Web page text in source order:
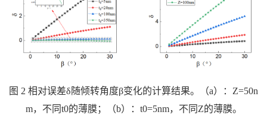
图 2 相对误差δ随倾转角度β变化的计算结果。（a）： Z=50n
m，不同t0的薄膜；（b）： t0=5nm，不同 Z的薄膜。